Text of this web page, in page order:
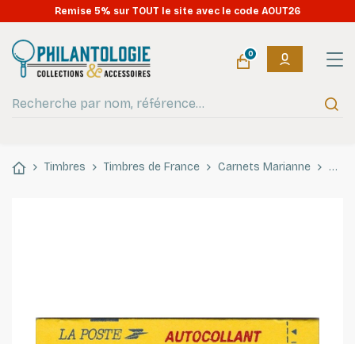
Remise 5% sur TOUT le site avec le code AOUT26
0
Timbres Timbres de France Carnets Marianne